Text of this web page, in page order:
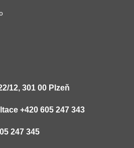
12, 301 00 Plzeň
+420 605 247 343
247 345